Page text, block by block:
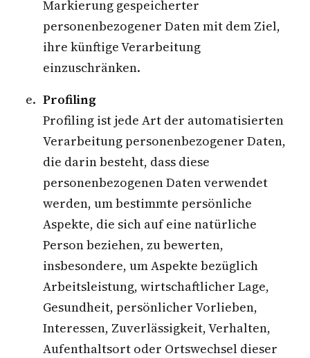
Markierung gespeicherter
personenbezogener Daten mit dem Ziel,
ihre künftige Verarbeitung
einzuschränken.
Profiling
Profiling ist jede Art der automatisierten
Verarbeitung personenbezogener Daten,
die darin besteht, dass diese
personenbezogenen Daten verwendet
werden, um bestimmte persönliche
Aspekte, die sich auf eine natürliche
Person beziehen, zu bewerten,
insbesondere, um Aspekte bezüglich
Arbeitsleistung, wirtschaftlicher Lage,
Gesundheit, persönlicher Vorlieben,
Interessen, Zuverlässigkeit, Verhalten,
Aufenthaltsort oder Ortswechsel dieser